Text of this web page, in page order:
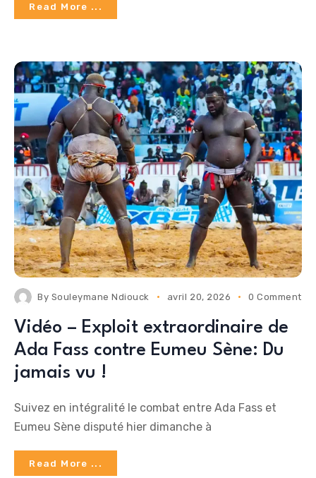
Read More ...
By Souleymane Ndiouck avril 20, 2026 0 Comments
Vidéo – Exploit extraordinaire de
Ada Fass contre Eumeu Sène: Du
jamais vu !
Suivez en intégralité le combat entre Ada Fass et
Eumeu Sène disputé hier dimanche à
Read More ...